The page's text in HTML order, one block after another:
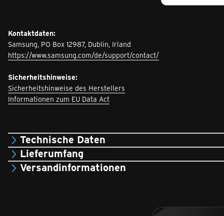
Kontaktdaten:
Samsung, PO Box 12987, Dublin, Irland
https://www.samsung.com/de/support/contact/
Sicherheitshinweise:
Sicherheitshinweise des Herstellers
Informationen zum EU Data Act
Technische Daten
Lieferumfang
Versandinformationen